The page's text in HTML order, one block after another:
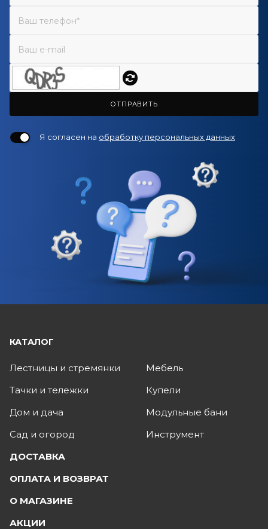
ОТПРАВИТЬ
Я согласен на обработку персональных данных
КАТАЛОГ
Лестницы и стремянки
Тачки и тележки
Дом и дача
Сад и огород
Мебель
Купели
Модульные бани
Инструмент
ДОСТАВКА
ОПЛАТА И ВОЗВРАТ
О МАГАЗИНЕ
АКЦИИ